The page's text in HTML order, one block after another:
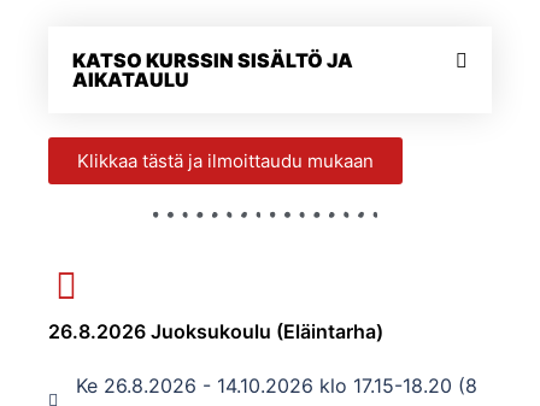
KATSO KURSSIN SISÄLTÖ JA
AIKATAULU
Klikkaa tästä ja ilmoittaudu mukaan
26.8.2026 Juoksukoulu (Eläintarha)
Ke 26.8.2026 - 14.10.2026 klo 17.15-18.20 (8